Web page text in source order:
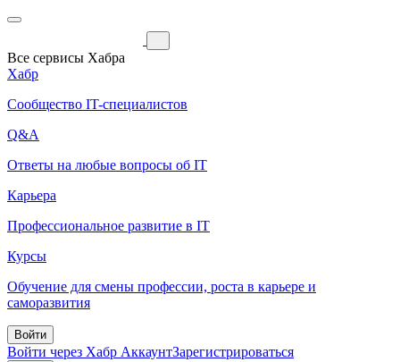
Все сервисы Хабра
Хабр
Сообщество IT-специалистов
Q&A
Ответы на любые вопросы об IT
Карьера
Профессиональное развитие в IT
Курсы
Обучение для смены профессии, роста в карьере и
саморазвития
Войти
Войти через Хабр АккаунтЗарегистрироваться